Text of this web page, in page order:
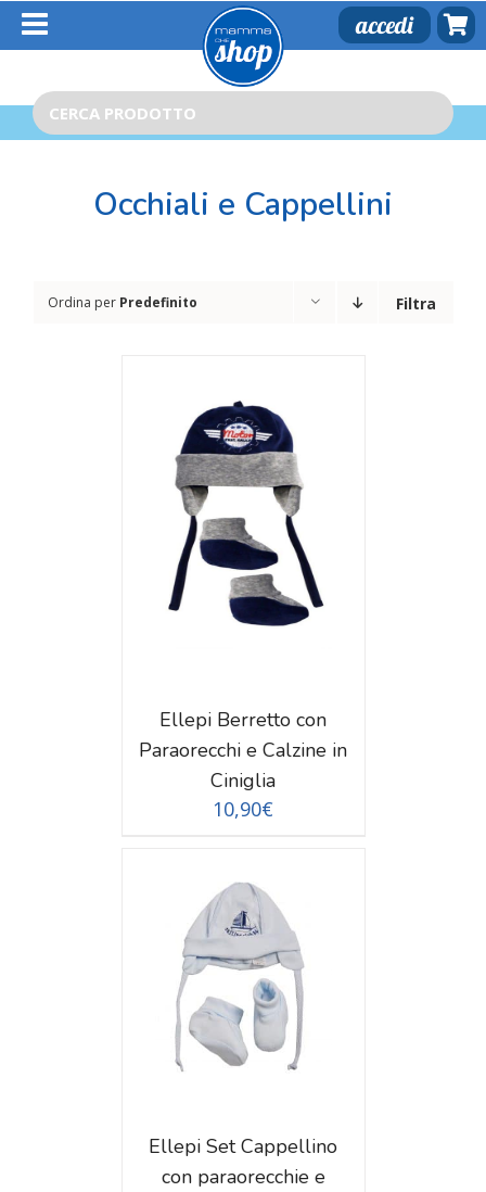
Salta
contenuto
accedi
Cerca
per:
Occhiali e Cappellini
Ordina per Predefinito Filtra
Ellepi Berretto con
Paraorecchi e Calzine in
Ciniglia
10,90€
Ellepi Set Cappellino
con paraorecchie e